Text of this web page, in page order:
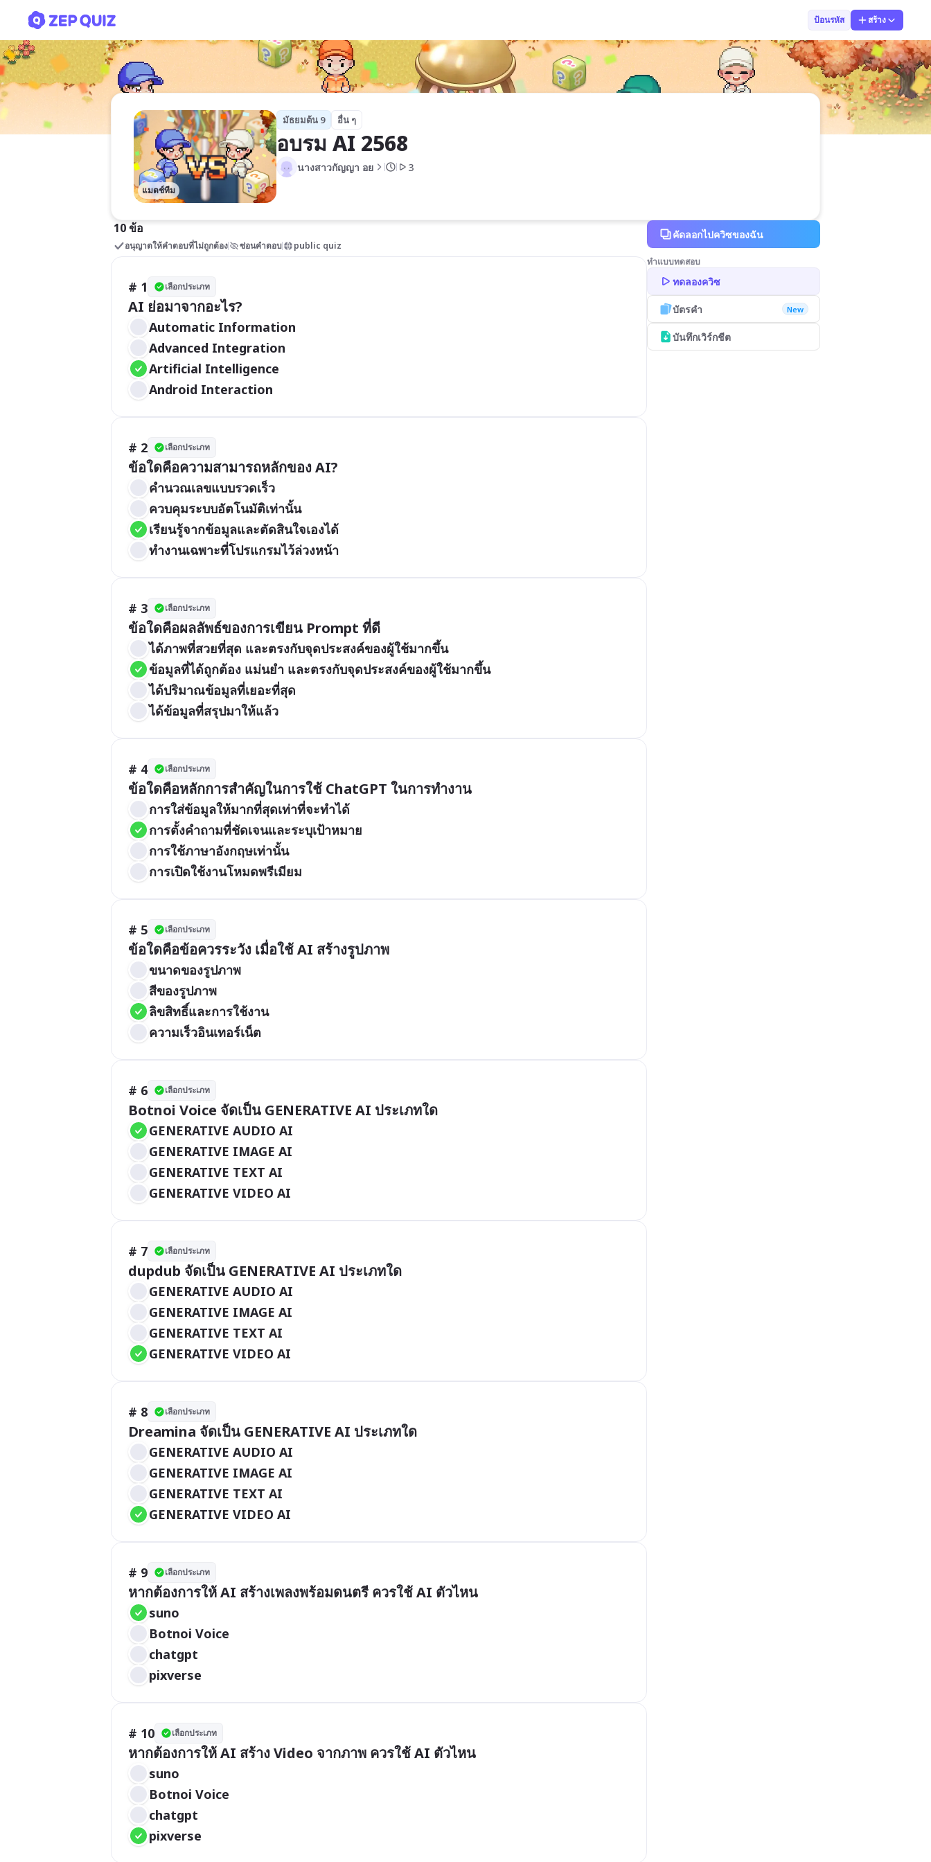
ป้อนรหัส สร้าง
แมตช์ทีม
มัธยมต้น 9 อื่น ๆ
อบรม AI 2568
นางสาวกัญญา อย 3
10 ข้อ
อนุญาตให้คำตอบที่ไม่ถูกต้อง ซ่อนคำตอบ public quiz
# 1 เลือกประเภท
AI ย่อมาจากอะไร?
Automatic Information
Advanced Integration
Artificial Intelligence
Android Interaction
# 2 เลือกประเภท
ข้อใดคือความสามารถหลักของ AI?
คำนวณเลขแบบรวดเร็ว
ควบคุมระบบอัตโนมัติเท่านั้น
เรียนรู้จากข้อมูลและตัดสินใจเองได้
ทำงานเฉพาะที่โปรแกรมไว้ล่วงหน้า
# 3 เลือกประเภท
ข้อใดคือผลลัพธ์ของการเขียน Prompt ที่ดี
ได้ภาพที่สวยที่สุด และตรงกับจุดประสงค์ของผู้ใช้มากขึ้น
ข้อมูลที่ได้ถูกต้อง แม่นยำ และตรงกับจุดประสงค์ของผู้ใช้มากขึ้น
ได้ปริมาณข้อมูลที่เยอะที่สุด
ได้ข้อมูลที่สรุปมาให้แล้ว
# 4 เลือกประเภท
ข้อใดคือหลักการสำคัญในการใช้ ChatGPT ในการทำงาน
การใส่ข้อมูลให้มากที่สุดเท่าที่จะทำได้
การตั้งคำถามที่ชัดเจนและระบุเป้าหมาย
การใช้ภาษาอังกฤษเท่านั้น
การเปิดใช้งานโหมดพรีเมียม
# 5 เลือกประเภท
ข้อใดคือข้อควรระวัง เมื่อใช้ AI สร้างรูปภาพ
ขนาดของรูปภาพ
สีของรูปภาพ
ลิขสิทธิ์และการใช้งาน
ความเร็วอินเทอร์เน็ต
# 6 เลือกประเภท
Botnoi Voice จัดเป็น GENERATIVE AI ประเภทใด
GENERATIVE AUDIO AI
GENERATIVE IMAGE AI
GENERATIVE TEXT AI
GENERATIVE VIDEO AI
# 7 เลือกประเภท
dupdub จัดเป็น GENERATIVE AI ประเภทใด
GENERATIVE AUDIO AI
GENERATIVE IMAGE AI
GENERATIVE TEXT AI
GENERATIVE VIDEO AI
# 8 เลือกประเภท
Dreamina จัดเป็น GENERATIVE AI ประเภทใด
GENERATIVE AUDIO AI
GENERATIVE IMAGE AI
GENERATIVE TEXT AI
GENERATIVE VIDEO AI
# 9 เลือกประเภท
หากต้องการให้ AI สร้างเพลงพร้อมดนตรี ควรใช้ AI ตัวไหน
suno
Botnoi Voice
chatgpt
pixverse
# 10 เลือกประเภท
หากต้องการให้ AI สร้าง Video จากภาพ ควรใช้ AI ตัวไหน
suno
Botnoi Voice
chatgpt
pixverse
คัดลอกไปควิซของฉัน
ทำแบบทดสอบ
ทดลองควิซ
บัตรคำ New
บันทึกเวิร์กชีต